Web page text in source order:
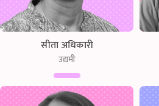
सीता अधिकारी
उद्यमी